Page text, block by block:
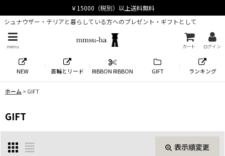
シュナウザー・テリアと暮らしている方へのプレゼント・ギフトとして
menu カート ログイン
NEW 首輪とリード RIBBON RIBBON GIFT ランキング
ホーム> GIFT
GIFT
表示順変更